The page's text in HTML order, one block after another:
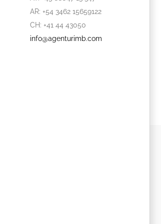
AR: +54 3462 15659122
CH: +41 44 43050
info@agenturimb.com